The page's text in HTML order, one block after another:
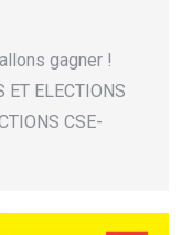
gagner !
ET ELECTIONS
CSE-